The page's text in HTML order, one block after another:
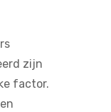
zijn
factor.